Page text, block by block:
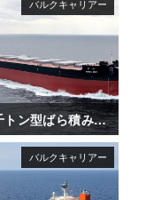
18万2千トン型ばら積み運搬船「HENG MAY」